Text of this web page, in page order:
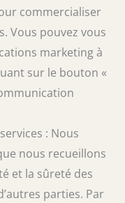
commercialiser
Vous pouvez vous
marketing à
sur le bouton «
: Nous
nous recueillons
et la sûreté des
parties. Par